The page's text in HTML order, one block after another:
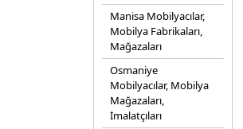
Manisa Mobilyacılar,
Mobilya Fabrikaları,
Mağazaları
Osmaniye
Mobilyacılar, Mobilya
Mağazaları,
İmalatçıları